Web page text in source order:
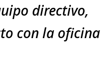
directivo,
con la oficina